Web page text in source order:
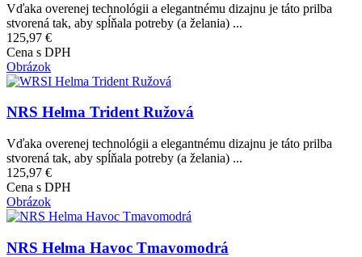
Vďaka overenej technológii a elegantnému dizajnu je táto prilba
stvorená tak, aby spĺňala potreby (a želania) ...
125,97 €
Cena s DPH
Obrázok
NRS Helma Trident Ružová
Vďaka overenej technológii a elegantnému dizajnu je táto prilba
stvorená tak, aby spĺňala potreby (a želania) ...
125,97 €
Cena s DPH
Obrázok
NRS Helma Havoc Tmavomodrá